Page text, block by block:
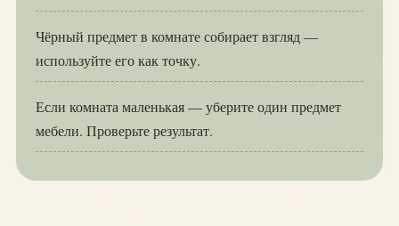
Чёрный предмет в комнате собирает взгляд —
используйте его как точку.
Если комната маленькая — уберите один предмет
мебели. Проверьте результат.